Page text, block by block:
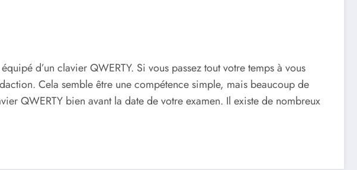
d’un clavier QWERTY. Si vous passez tout votre temps à vous
Cela semble être une compétence simple, mais beaucoup de
QWERTY bien avant la date de votre examen. Il existe de nombreux